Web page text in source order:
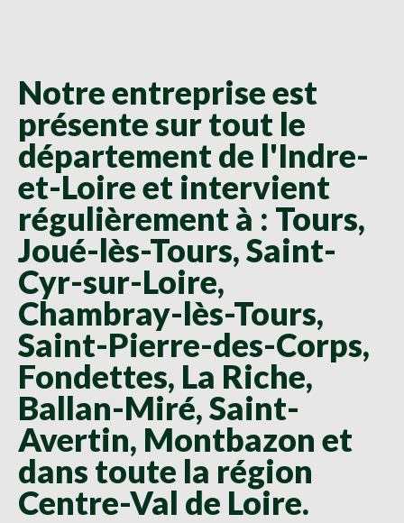
Notre entreprise est
présente sur tout le
département de l'Indre-
et-Loire et intervient
régulièrement à : Tours,
Joué-lès-Tours, Saint-
Cyr-sur-Loire,
Chambray-lès-Tours,
Saint-Pierre-des-Corps,
Fondettes, La Riche,
Ballan-Miré, Saint-
Avertin, Montbazon et
dans toute la région
Centre-Val de Loire.